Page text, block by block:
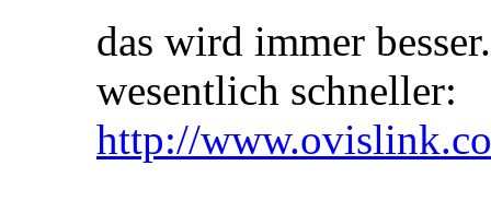
das wird immer
wesentlich schneller:
http://